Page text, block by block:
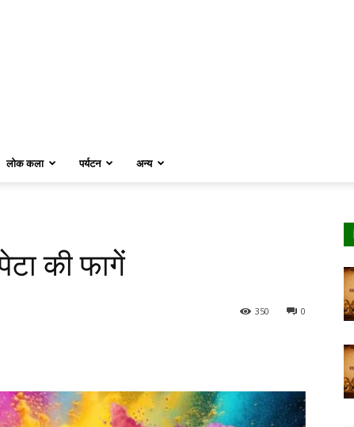
लोक कला पर्यटन अन्य
की फागें
0
350